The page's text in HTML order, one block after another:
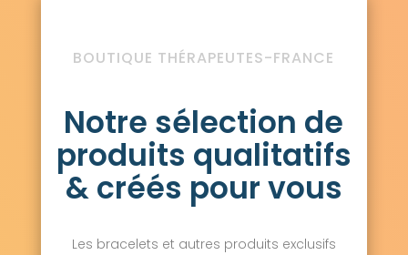
BOUTIQUE THÉRAPEUTES-FRANCE
Notre sélection de
produits qualitatifs
& créés pour vous
Les bracelets et autres produits exclusifs